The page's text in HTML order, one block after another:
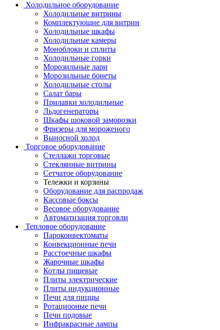
Холодильное оборудование
Холодильные витрины
Комплектующие для витрин
Холодильные шкафы
Холодильные камеры
Моноблоки и сплиты
Холодильные горки
Морозильные лари
Морозильные бонеты
Холодильные столы
Салат бары
Прилавки холодильные
Льдогенераторы
Шкафы шоковой заморозки
Фризеры для мороженого
Выносной холод
Торговое оборудование
Стеллажи торговые
Стеклянные витрины
Сетчатое оборудование
Тележки и корзины
Оборудование для распродаж
Кассовые боксы
Весовое оборудование
Автоматизация торговли
Тепловое оборудование
Пароконвектоматы
Конвекционные печи
Расстоечные шкафы
Жарочные шкафы
Котлы пищевые
Плиты электрические
Плиты индукционные
Печи для пиццы
Ротациооные печи
Печи подовые
Инфракрасные лампы